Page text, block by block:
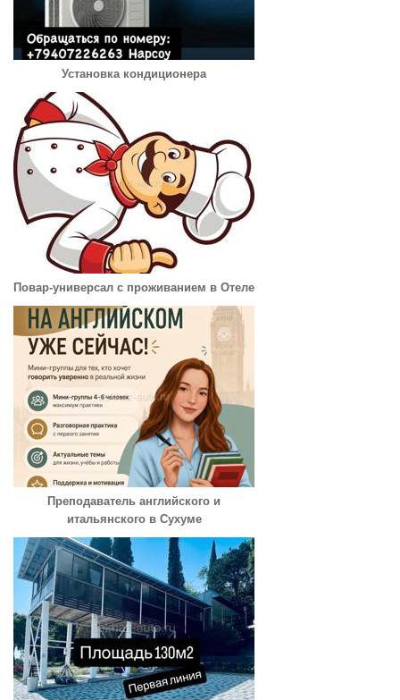
Установка кондиционера
Повар-универсал с проживанием в Отеле
Преподаватель английского и
итальянского в Сухуме